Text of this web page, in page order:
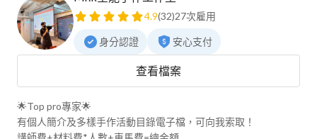
4.9(32)27次雇用
身分認證 安心支付
查看檔案
🌟Top pro專家🌟
有個人簡介及多樣手作活動目錄電子檔，可向我索取！